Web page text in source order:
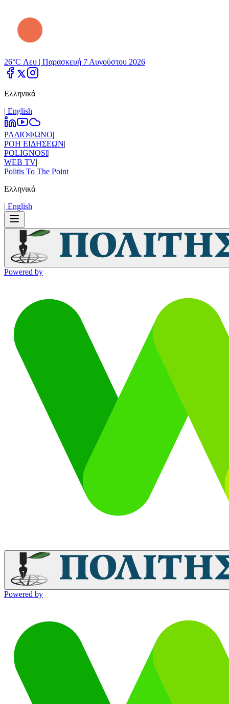
26°C Λευ | Παρασκευή 7 Αυγούστου 2026
Ελληνικά
| Εnglish
ΡΑΔΙΟΦΩΝΟ|
ΡΟΗ ΕΙΔΗΣΕΩΝ|
POLIGNOSI|
WEB TV|
Politis To The Point
Ελληνικά
| Εnglish
Powered by
Powered by